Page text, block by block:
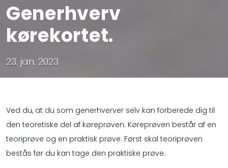
Generhverv
kørekortet.
23. jan. 2023
Ved du, at du som generhverver selv kan forberede dig til
den teoretiske del af køreprøven. Køreprøven består af en
teoriprøve og en praktisk prøve. Først skal teoriprøven
bestås før du kan tage den praktiske prøve.